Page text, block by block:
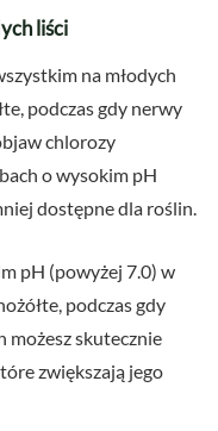
liści
na młodych
podczas gdy nerwy
chlorozy
o wysokim pH
dostępne dla roślin.
pH (powyżej 7.0) w
podczas gdy
możesz skutecznie
zwiększają jego